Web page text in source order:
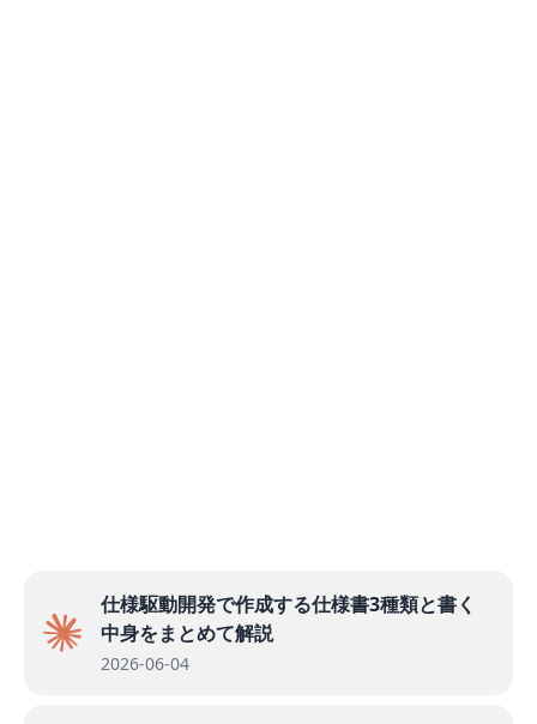
仕様駆動開発で作成する仕様書3種類と書く
中身をまとめて解説
2026-06-04